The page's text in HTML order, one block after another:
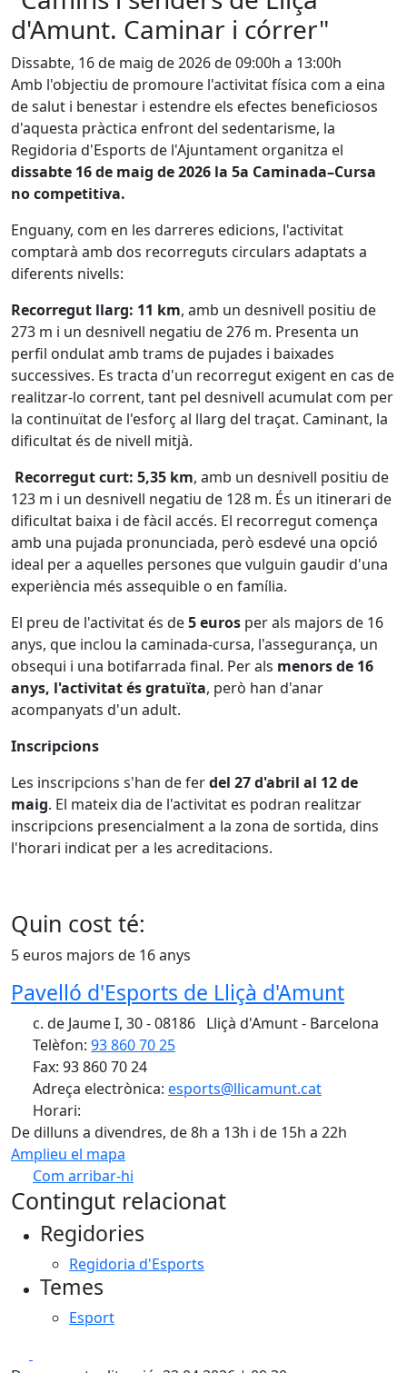
d'Amunt. Caminar i córrer"
Dissabte, 16 de maig de 2026 de 09:00h a 13:00h
Amb l'objectiu de promoure l'activitat física com a eina
de salut i benestar i estendre els efectes beneficiosos
d'aquesta pràctica enfront del sedentarisme, la
Regidoria d'Esports de l'Ajuntament organitza el
dissabte 16 de maig de 2026 la 5a Caminada–Cursa
no competitiva.
Enguany, com en les darreres edicions, l'activitat
comptarà amb dos recorreguts circulars adaptats a
diferents nivells:
Recorregut llarg: 11 km, amb un desnivell positiu de
273 m i un desnivell negatiu de 276 m. Presenta un
perfil ondulat amb trams de pujades i baixades
successives. Es tracta d'un recorregut exigent en cas de
realitzar-lo corrent, tant pel desnivell acumulat com per
la continuïtat de l'esforç al llarg del traçat. Caminant, la
dificultat és de nivell mitjà.
Recorregut curt: 5,35 km, amb un desnivell positiu de
123 m i un desnivell negatiu de 128 m. És un itinerari de
dificultat baixa i de fàcil accés. El recorregut comença
amb una pujada pronunciada, però esdevé una opció
ideal per a aquelles persones que vulguin gaudir d'una
experiència més assequible o en família.
El preu de l'activitat és de5 euros per als majors de 16
anys, que inclou la caminada-cursa, l'assegurança, un
obsequi i una botifarrada final. Per als menors de 16
anys, l'activitat és gratuïta, però han d'anar
acompanyats d'un adult.
Inscripcions
Les inscripcions s'han de ferdel 27 d'abril al 12 de
maig. El mateix dia de l'activitat es podran realitzar
inscripcions presencialment a la zona de sortida, dins
l'horari indicat per a les acreditacions.
Quin cost té:
5 euros majors de 16 anys
Pavelló d'Esports de Lliçà d'Amunt
c. de Jaume I, 30 - 08186 Lliçà d'Amunt - Barcelona
Telèfon: 93 860 70 25
Fax: 93 860 70 24
Adreça electrònica: esports@llicamunt.cat
Horari:
De dilluns a divendres, de 8h a 13h i de 15h a 22h
Amplieu el mapa
Com arribar-hi
+
Contingut relacionat
Regidories
Regidoria d'Esports
Temes
Esport